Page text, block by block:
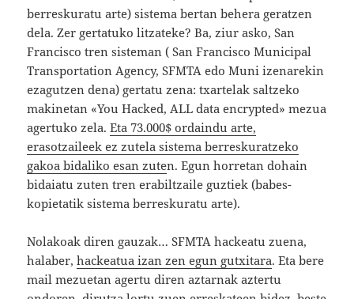
berreskuratu arte) sistema bertan behera geratzen
dela. Zer gertatuko litzateke? Ba, ziur asko, San
Francisco tren sisteman ( San Francisco Municipal
Transportation Agency, SFMTA edo Muni izenarekin
ezagutzen dena) gertatu zena: txartelak saltzeko
makinetan «You Hacked, ALL data encrypted» mezua
agertuko zela.Eta 73.000$ ordaindu arte,
erasotzaileek ez zutela sistema berreskuratzeko
gakoa bidaliko esan zuten. Egun horretan dohain
bidaiatu zuten tren erabiltzaile guztiek (babes-
kopietatik sistema berreskuratu arte).
Nolakoak diren gauzak… SFMTA hackeatu zuena,
halaber,hackeatua izan zen egun gutxitara. Eta bere
mail mezuetan agertu diren aztarnak aztertu